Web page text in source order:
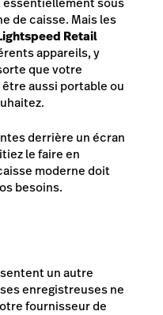
de caisse. Mais les
Retail
appareils, y
que votre
aussi portable ou
derrière un écran
le faire en
moderne doit
besoins.
un autre
enregistreuses ne
fournisseur de